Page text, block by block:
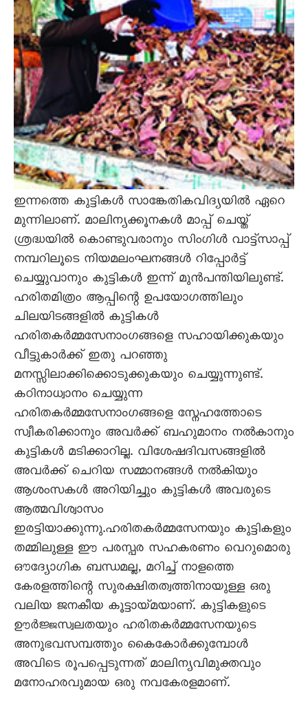
ഇന്നത്തെ കുട്ടികൾ സാങ്കേതികവിദ്യയിൽ ഏറെ
മുന്നിലാണ്. മാലിന്യക്കൂനകൾ മാപ്പ് ചെയ്ത്
ശ്രദ്ധയിൽ കൊണ്ടുവരാനും സിംഗിൾ വാട്ട്സാപ്പ്
നമ്പറിലൂടെ നിയമലംഘനങ്ങൾ റിപ്പോർട്ട്
ചെയ്യുവാനും കുട്ടികൾ ഇന്ന് മുൻപന്തിയിലുണ്ട്.
ഹരിതമിത്രം ആപ്പിന്റെ ഉപയോഗത്തിലും
ചിലയിടങ്ങളിൽ കുട്ടികൾ
ഹരിതകർമ്മസേനാംഗങ്ങളെ സഹായിക്കുകയും
വീട്ടുകാർക്ക് ഇതു പറഞ്ഞു
മനസ്സിലാക്കിക്കൊടുക്കുകയും ചെയ്യുന്നുണ്ട്.
കഠിനാധ്വാനം ചെയ്യുന്ന
ഹരിതകർമ്മസേനാംഗങ്ങളെ സ്നേഹത്തോടെ
സ്വീകരിക്കാനും അവർക്ക് ബഹുമാനം നൽകാനും
കുട്ടികൾ മടിക്കാറില്ല. വിശേഷദിവസങ്ങളിൽ
അവർക്ക് ചെറിയ സമ്മാനങ്ങൾ നൽകിയും
ആശംസകൾ അറിയിച്ചും കുട്ടികൾ അവരുടെ
ആത്മവിശ്വാസം
ഇരട്ടിയാക്കുന്നു.ഹരിതകർമ്മസേനയും കുട്ടികളും
തമ്മിലുള്ള ഈ പരസ്പര സഹകരണം വെറുമൊരു
ഔദ്യോഗിക ബന്ധമല്ല, മറിച്ച് നാളത്തെ
കേരളത്തിന്റെ സുരക്ഷിതത്വത്തിനായുള്ള ഒരു
വലിയ ജനകീയ കൂട്ടായ്മയാണ്. കുട്ടികളുടെ
ഊർജ്ജസ്വലതയും ഹരിതകർമ്മസേനയുടെ
അനുഭവസമ്പത്തും കൈകോർക്കുമ്പോൾ
അവിടെ രൂപപ്പെടുന്നത് മാലിന്യവിമുക്തവും
മനോഹരവുമായ ഒരു നവകേരളമാണ്.